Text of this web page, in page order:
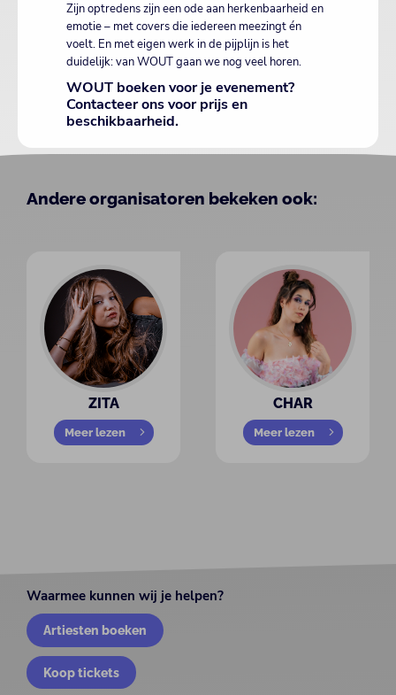
Zijn optredens zijn een ode aan herkenbaarheid en
emotie – met covers die iedereen meezingt én
voelt. En met eigen werk in de pijplijn is het
duidelijk: van WOUT gaan we nog veel horen.
WOUT boeken voor je evenement?
Contacteer ons voor prijs en
beschikbaarheid.
Andere organisatoren bekeken ook:
ZITA
Meer lezen
CHAR
Meer lezen
Waarmee kunnen wij je helpen?
Artiesten boeken
Koop tickets